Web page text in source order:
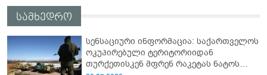
სამხედრო
სენსაციური ინფორმაცია: საქართველოს
ოკუპირებული ტერიტორიიდან
თურქეთისკენ მფრენ რაკეტას ნატოს